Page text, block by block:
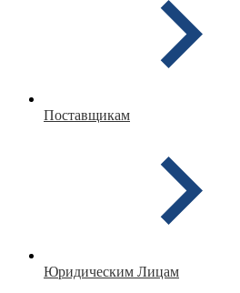
Поставщикам
Юридическим Лицам